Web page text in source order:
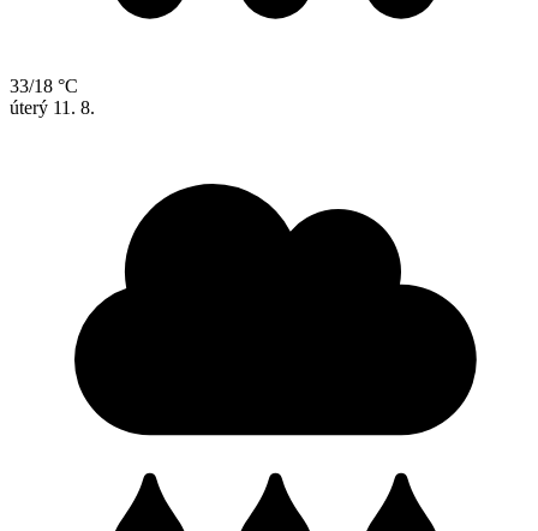
33/18 °C
úterý 11. 8.